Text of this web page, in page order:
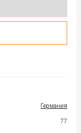
Германия
77